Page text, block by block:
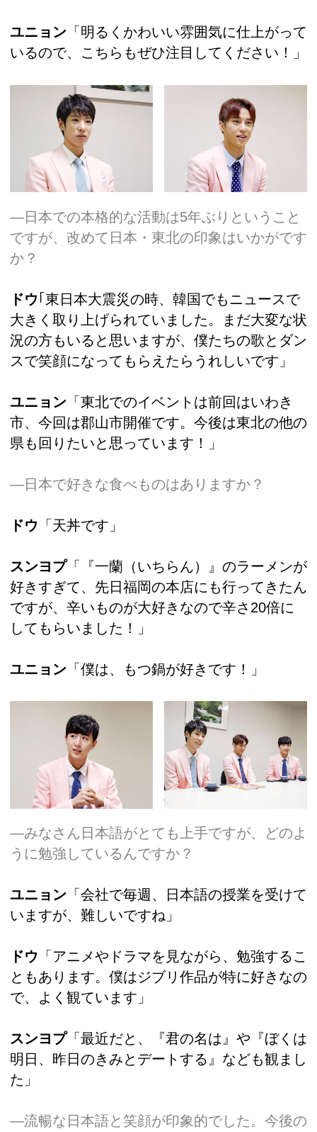
ユニョン 「明るくかわいい雰囲気に仕上がって
いるので、こちらもぜひ注目してください！」
―日本での本格的な活動は5年ぶりということ
ですが、改めて日本・東北の印象はいかがです
か？
ドウ ｢東日本大震災の時、韓国でもニュースで
大きく取り上げられていました。まだ大変な状
況の方もいると思いますが、僕たちの歌とダン
スで笑顔になってもらえたらうれしいです」
ユニョン 「東北でのイベントは前回はいわき
市、今回は郡山市開催です。今後は東北の他の
県も回りたいと思っています！」
―日本で好きな食べものはありますか？
ドウ 「天丼です」
スンヨプ「『一蘭（いちらん）』のラーメンが
好きすぎて、先日福岡の本店にも行ってきたん
ですが、辛いものが大好きなので辛さ20倍に
してもらいました！」
ユニョン 「僕は、もつ鍋が好きです！」
―みなさん日本語がとても上手ですが、どのよ
うに勉強しているんですか？
ユニョン 「会社で毎週、日本語の授業を受けて
いますが、難しいですね」
ドウ 「アニメやドラマを見ながら、勉強するこ
ともあります。僕はジブリ作品が特に好きなの
で、よく観ています」
スンヨプ「最近だと、『君の名は』や『ぼくは
明日、昨日のきみとデートする』なども観まし
た」
―流暢な日本語と笑顔が印象的でした。今後の